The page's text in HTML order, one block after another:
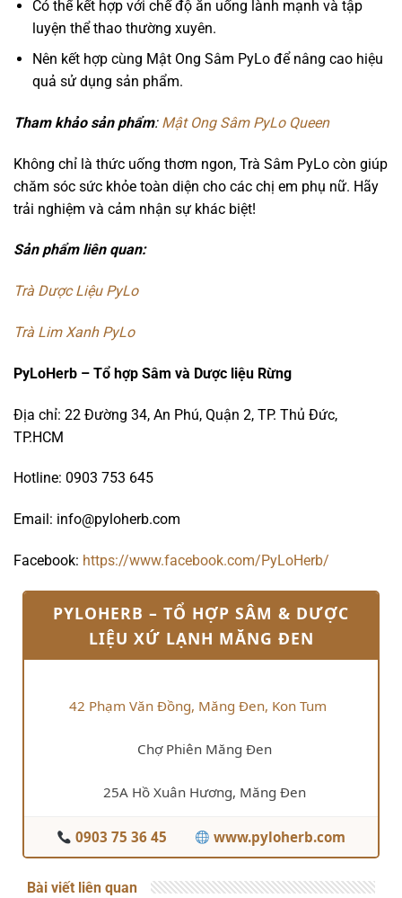
Có thể kết hợp với chế độ ăn uống lành mạnh và tập
luyện thể thao thường xuyên.
Nên kết hợp cùng Mật Ong Sâm PyLo để nâng cao hiệu
quả sử dụng sản phẩm.
Tham khảo sản phẩm: Mật Ong Sâm PyLo Queen
Không chỉ là thức uống thơm ngon, Trà Sâm PyLo còn giúp
chăm sóc sức khỏe toàn diện cho các chị em phụ nữ. Hãy
trải nghiệm và cảm nhận sự khác biệt!
Sản phẩm liên quan:
Trà Dược Liệu PyLo
Trà Lim Xanh PyLo
PyLoHerb – Tổ hợp Sâm và Dược liệu Rừng
Địa chỉ: 22 Đường 34, An Phú, Quận 2, TP. Thủ Đức,
TP.HCM
Hotline: 0903 753 645
Email: info@pyloherb.com
Facebook: https://www.facebook.com/PyLoHerb/
PYLOHERB – TỔ HỢP SÂM & DƯỢC
LIỆU XỨ LẠNH MĂNG ĐEN
42 Phạm Văn Đồng, Măng Đen, Kon Tum
Chợ Phiên Măng Đen
25A Hồ Xuân Hương, Măng Đen
0903 75 36 45 www.pyloherb.com
Bài viết liên quan